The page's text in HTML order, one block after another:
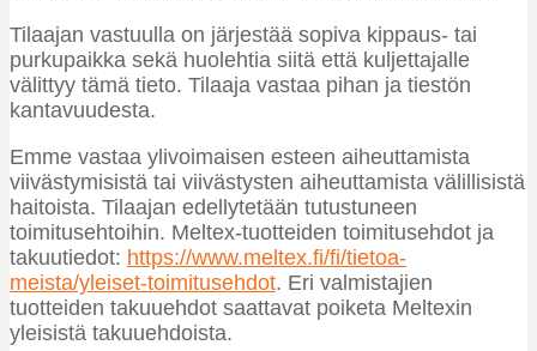
Tilaajan vastuulla on järjestää sopiva kippaus- tai
purkupaikka sekä huolehtia siitä että kuljettajalle
välittyy tämä tieto. Tilaaja vastaa pihan ja tiestön
kantavuudesta.
Emme vastaa ylivoimaisen esteen aiheuttamista
viivästymisistä tai viivästysten aiheuttamista välillisistä
haitoista. Tilaajan edellytetään tutustuneen
toimitusehtoihin. Meltex-tuotteiden toimitusehdot ja
takuutiedot: https://www.meltex.fi/fi/tietoa-
meista/yleiset-toimitusehdot. Eri valmistajien
tuotteiden takuuehdot saattavat poiketa Meltexin
yleisistä takuuehdoista.